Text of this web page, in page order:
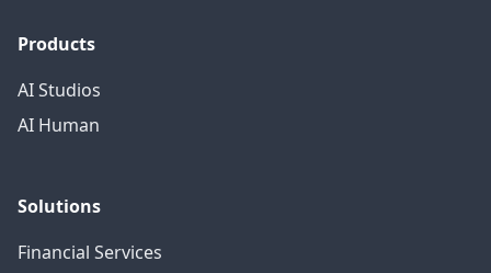
Products
AI Studios
AI Human
Solutions
Financial Services